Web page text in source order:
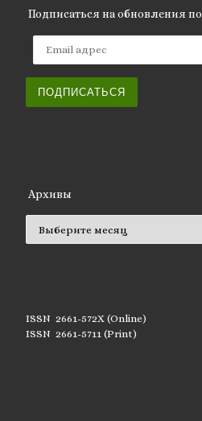
Подписаться на обновления
ПОДПИСАТЬСЯ
Архивы
ISSN 2661-572X (Online)
ISSN 2661-5711 (Print)